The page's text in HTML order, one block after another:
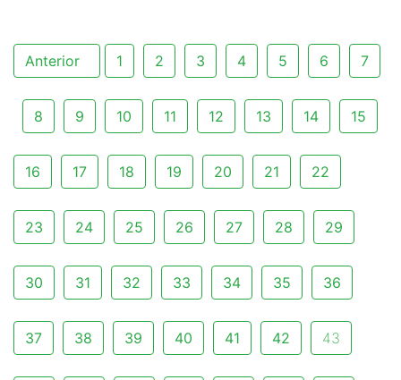
Anterior 1 2 3 4 5 6 7
8 9 10 11 12 13 14 15
16 17 18 19 20 21 22
23 24 25 26 27 28 29
30 31 32 33 34 35 36
37 38 39 40 41 42 43